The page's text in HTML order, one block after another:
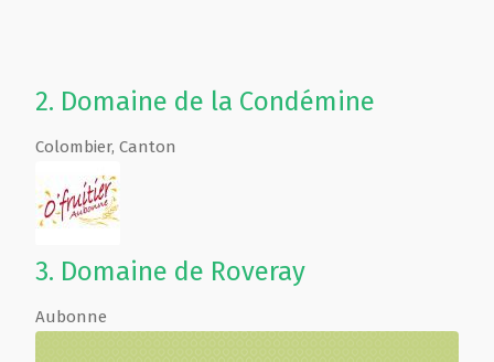
2. Domaine de la Condémine
Colombier, Canton
3. Domaine de Roveray
Aubonne